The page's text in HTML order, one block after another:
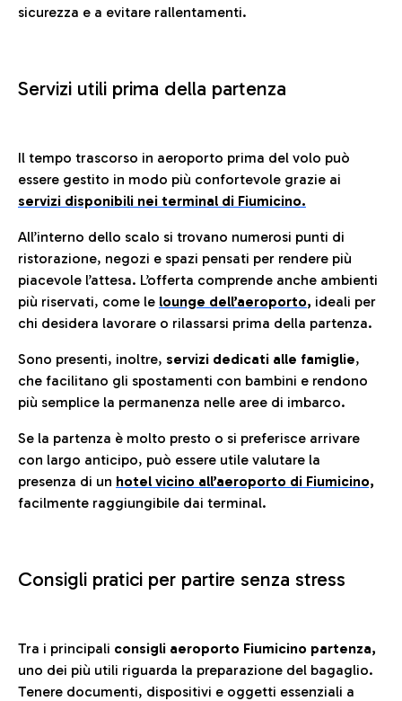
sicurezza e a evitare rallentamenti.
Servizi utili prima della partenza
Il tempo trascorso in aeroporto prima del volo può
essere gestito in modo più confortevole grazie ai
servizi disponibili nei terminal di Fiumicino.
All’interno dello scalo si trovano numerosi punti di
ristorazione, negozi e spazi pensati per rendere più
piacevole l’attesa. L’offerta comprende anche ambienti
più riservati, come le lounge dell’aeroporto, ideali per
chi desidera lavorare o rilassarsi prima della partenza.
Sono presenti, inoltre, servizi dedicati alle famiglie,
che facilitano gli spostamenti con bambini e rendono
più semplice la permanenza nelle aree di imbarco.
Se la partenza è molto presto o si preferisce arrivare
con largo anticipo, può essere utile valutare la
presenza di un hotel vicino all’aeroporto di Fiumicino,
facilmente raggiungibile dai terminal.
Consigli pratici per partire senza stress
Tra i principali consigli aeroporto Fiumicino partenza,
uno dei più utili riguarda la preparazione del bagaglio.
Tenere documenti, dispositivi e oggetti essenziali a